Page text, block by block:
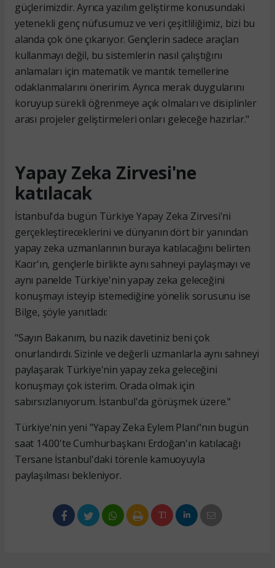
güçlerimizdir. Ayrıca yazılım geliştirme konusundaki
yetenekli genç nüfusumuz ve veri çeşitliliğimiz, bizi bu
alanda çok öne çıkarıyor. Gençlerin sadece araçları
kullanmayı değil, bu sistemlerin nasıl çalıştığını
anlamaları için matematik ve mantık temellerine
odaklanmalarını öneririm. Ayrıca merak duygularını
koruyup sürekli öğrenmeye açık olmaları ve disiplinler
arası projeler geliştirmeleri onları geleceğe hazırlar."
Yapay Zeka Zirvesi'ne
katılacak
İstanbul'da bugün Türkiye Yapay Zeka Zirvesi'ni
gerçekleştireceklerini ve dünyanın dört bir yanından
yapay zeka uzmanlarının buraya katılacağını belirten
Kacır'ın, gençlerle birlikte aynı sahneyi paylaşmayı ve
aynı panelde Türkiye'nin yapay zeka geleceğini
konuşmayı isteyip istemediğine yönelik sorusunu ise
Bilge, şöyle yanıtladı:
"Sayın Bakanım, bu nazik davetiniz beni çok
onurlandırdı. Sizinle ve değerli uzmanlarla aynı sahneyi
paylaşarak Türkiye'nin yapay zeka geleceğini
konuşmayı çok isterim. Orada olmak için
sabırsızlanıyorum. İstanbul'da görüşmek üzere."
Türkiye'nin yeni "Yapay Zeka Eylem Planı"nın bugün
saat 14.00'te Cumhurbaşkanı Erdoğan'ın katılacağı
Tersane İstanbul'daki törenle kamuoyuyla
paylaşılması bekleniyor.